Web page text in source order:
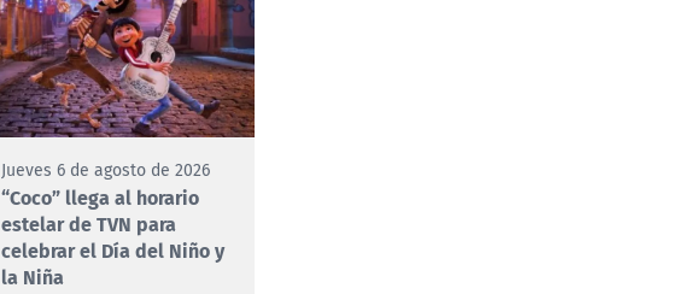
Jueves 6 de agosto de 2026
“Coco” llega al horario
estelar de TVN para
celebrar el Día del Niño y
la Niña